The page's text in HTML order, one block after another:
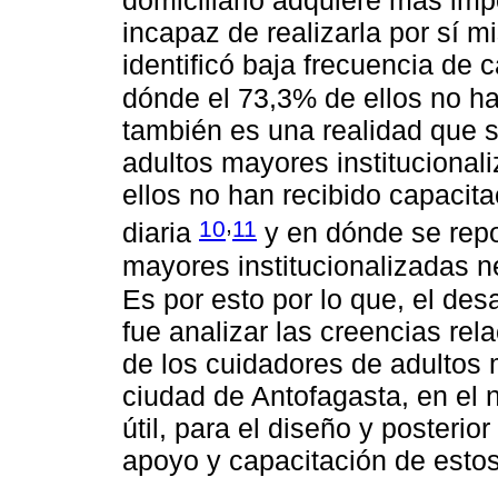
incapaz de realizarla por sí
identificó baja frecuencia de
dónde el 73,3% de ellos no
también es una realidad que
adultos mayores
ellos no han recibido
diaria 10,11 y en dónde se
mayores institucionalizadas
Es por esto por lo que, el
fue analizar las creencias
de los cuidadores de adultos
ciudad de Antofagasta, en el
útil, para el diseño y
apoyo y capacitación de